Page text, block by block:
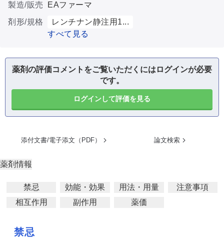
製造/販売
EAファーマ
剤形/規格
レンチナン静注用1...
すべて見る
薬剤の評価コメントをご覧いただくにはログインが必要
です。
ログインして評価を見る
添付文書/電子添文（PDF） 論文検索
薬剤情報
禁忌 効能・効果 用法・用量
注意事項
相互作用
副作用 薬価
禁忌